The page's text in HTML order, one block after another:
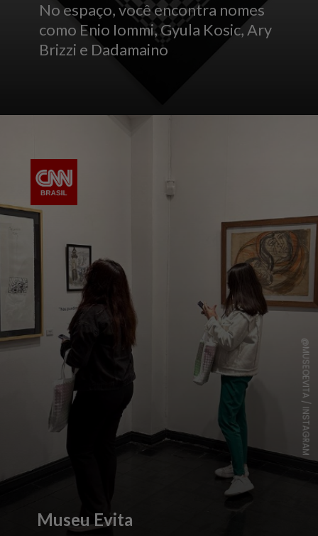
No espaço, você encontra nomes
como Enio Iommi, Gyula Kosic, Ary
Brizzi e Dadamaino
@MUSEOEVITA / INSTAGRAM
Museu Evita